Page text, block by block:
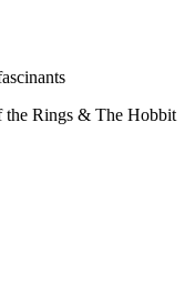
the Rings & The Hobbit